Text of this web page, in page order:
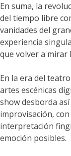
En suma, la
del tiempo libre
vanidades del
experiencia
que volver a mirar
En la era del
artes escénicas
show desborda
improvisación,
interpretación
emoción posibles.